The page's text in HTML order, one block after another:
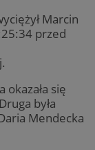
Marcin
przed
się
była
Mendecka